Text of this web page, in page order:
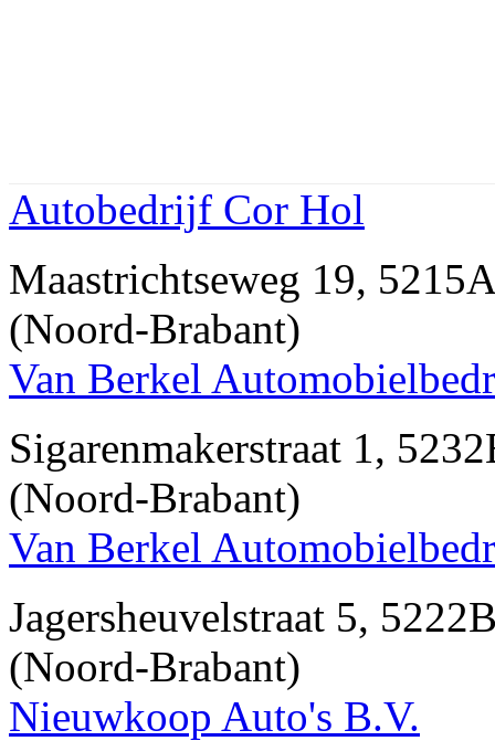
Autobedrijf Cor Hol
Maastrichtseweg 19,
(Noord-Brabant)
Van Berkel
Sigarenmakerstraat 1,
(Noord-Brabant)
Van Berkel
Jagersheuvelstraat 5,
(Noord-Brabant)
Nieuwkoop Auto's B.V.